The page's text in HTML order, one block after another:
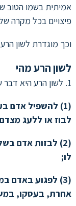
אמיתית בשמו
פיצויים בכל מקרה
וכך מוגדרת לשון הרע
לשון הרע מהי
1. לשון הרע היא דבר שפרסומו עלול –
(1)
להשפיל אדם
לבוז או ללעג
(2) לבזות אדם
לו;
(3) לפגוע באדם
אחרת, בעסקו,